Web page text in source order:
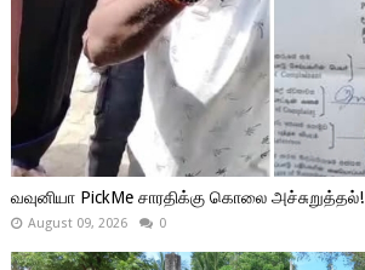
வவுனியா PickMe சாரதிக்கு கொலை அச்சுறுத்தல்!
August 09, 2026 0